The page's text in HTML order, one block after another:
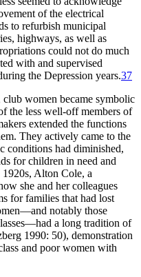
of the electrical
to refurbish municipal
highways, as well as
could not do much
with and supervised
the Depression years.37
women became symbolic
the less well-off members of
extended the functions
They actively came to the
conditions had diminished,
for children in need and
1920s, Alton Cole, a
she and her colleagues
for families that had lost
notably those
a long tradition of
1990: 50), demonstration
and poor women with